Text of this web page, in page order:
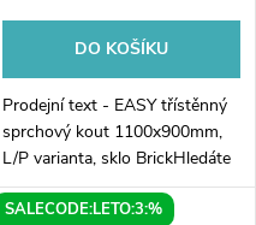
DO KOŠÍKU
Prodejní text - EASY třístěnný
sprchový kout 1100x900mm,
L/P varianta, sklo BrickHledáte
moderní, praktické a prostorné
řešení pro svou koupelnu? Pak
SALECODE:LETO:3:%